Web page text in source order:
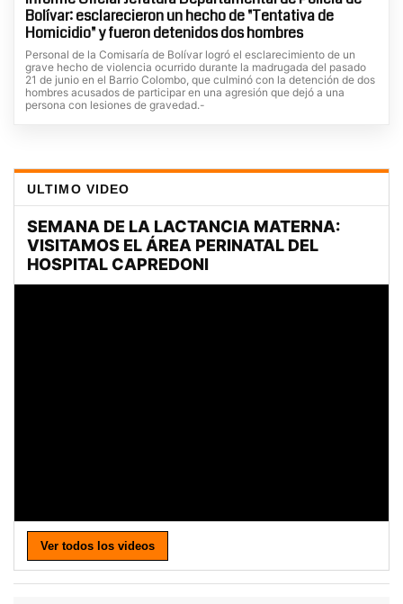
Bolívar: esclarecieron un hecho de "Tentativa de
Homicidio" y fueron detenidos dos hombres
Personal de la Comisaría de Bolívar logró el esclarecimiento de un
grave hecho de violencia ocurrido durante la madrugada del pasado
21 de junio en el Barrio Colombo, que culminó con la detención de dos
hombres acusados de participar en una agresión que dejó a una
persona con lesiones de gravedad.-
ULTIMO VIDEO
Ver todos los videos